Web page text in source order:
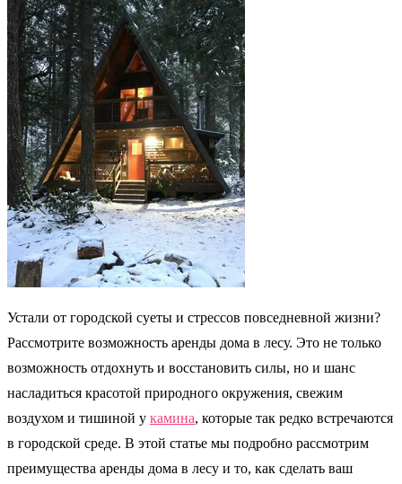
Устали от городской суеты и стрессов повседневной жизни?
Рассмотрите возможность аренды дома в лесу. Это не только
возможность отдохнуть и восстановить силы, но и шанс
насладиться красотой природного окружения, свежим
воздухом и тишиной у камина, которые так редко встречаются
в городской среде. В этой статье мы подробно рассмотрим
преимущества аренды дома в лесу и то, как сделать ваш